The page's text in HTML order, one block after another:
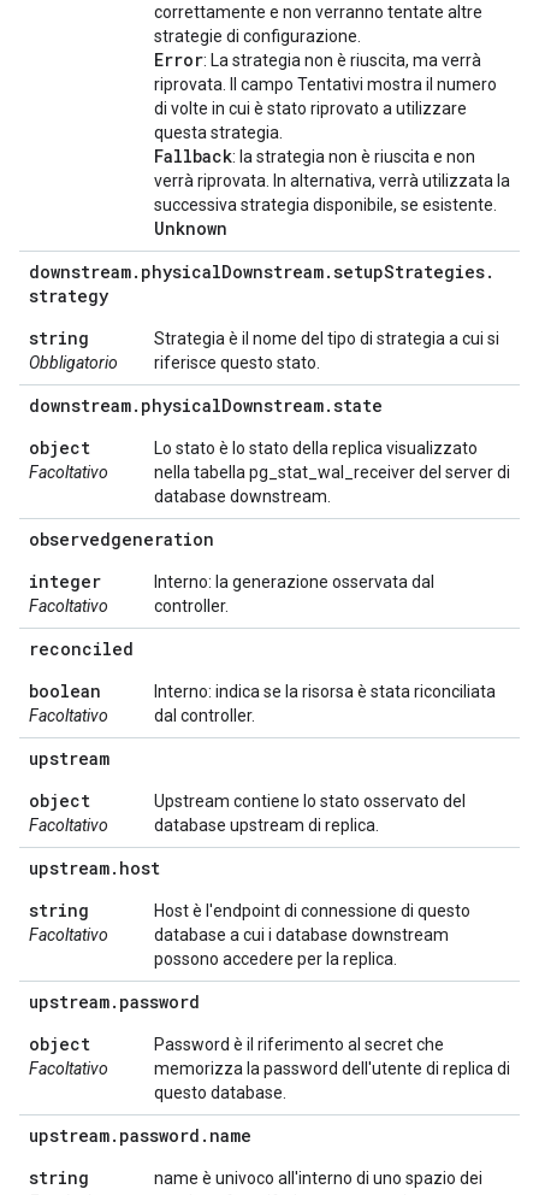
correttamente e non verranno tentate altre
strategie di configurazione.
Error: La strategia non è riuscita, ma verrà
riprovata. Il campo Tentativi mostra il numero
di volte in cui è stato riprovato a utilizzare
questa strategia.
Fallback: la strategia non è riuscita e non
verrà riprovata. In alternativa, verrà utilizzata la
successiva strategia disponibile, se esistente.
Unknown
downstream. physicalDownstream.setupStrategies.
strategy
string
Obbligatorio
Strategia è il nome del tipo di strategia a cui si
riferisce questo stato.
downstream. physicalDownstream.state
object
Facoltativo
Lo stato è lo stato della replica visualizzato
nella tabella pg_stat_wal_receiver del server di
database downstream.
observedgeneration
integer
Facoltativo
Interno: la generazione osservata dal
controller.
reconciled
boolean
Facoltativo
Interno: indica se la risorsa è stata riconciliata
dal controller.
upstream
object
Facoltativo
Upstream contiene lo stato osservato del
database upstream di replica.
upstream. host
string
Facoltativo
Host è l'endpoint di connessione di questo
database a cui i database downstream
possono accedere per la replica.
upstream. password
object
Facoltativo
Password è il riferimento al secret che
memorizza la password dell'utente di replica di
questo database.
upstream. password . name
string
name è univoco all'interno di uno spazio dei